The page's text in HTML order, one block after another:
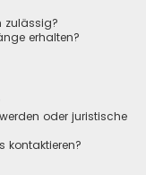
zulässig?
erhalten?
oder juristische
kontaktieren?